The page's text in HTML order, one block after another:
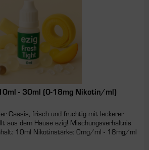
- 30ml (0-18mg Nikotin/ml)
Cassis, frisch und fruchtig mit leckerer
aus dem Hause ezig! Mischungsverhältnis
10ml Nikotinstärke: 0mg/ml - 18mg/ml